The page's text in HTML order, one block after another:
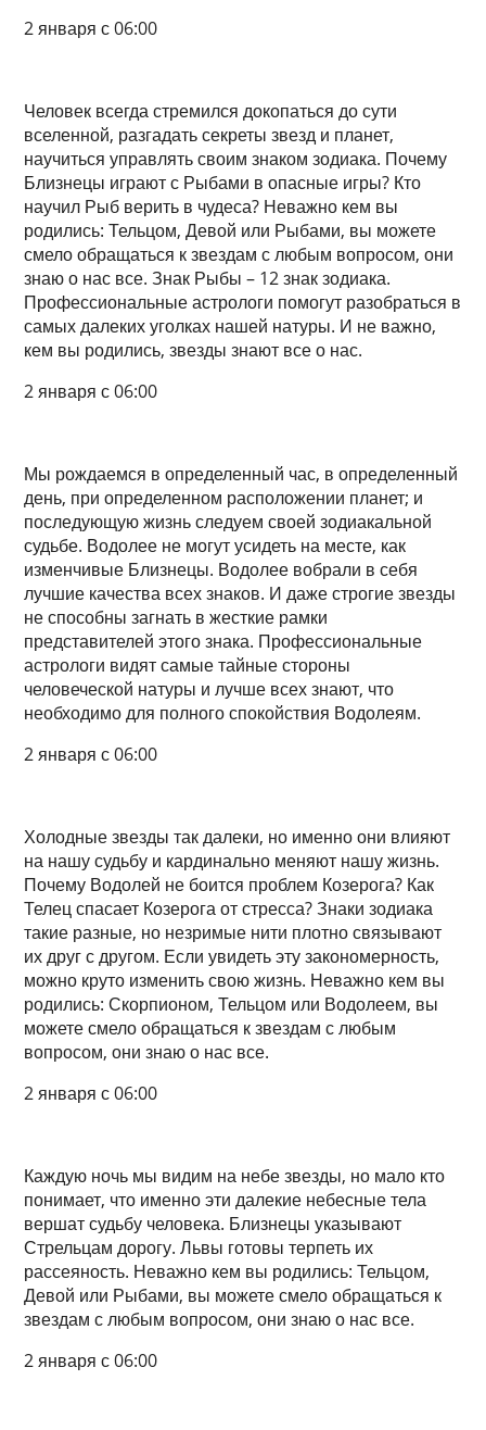
2 января с 06:00
Человек всегда стремился докопаться до сути
вселенной, разгадать секреты звезд и планет,
научиться управлять своим знаком зодиака. Почему
Близнецы играют с Рыбами в опасные игры? Кто
научил Рыб верить в чудеса? Неважно кем вы
родились: Тельцом, Девой или Рыбами, вы можете
смело обращаться к звездам с любым вопросом, они
знаю о нас все. Знак Рыбы – 12 знак зодиака.
Профессиональные астрологи помогут разобраться в
самых далеких уголках нашей натуры. И не важно,
кем вы родились, звезды знают все о нас.
2 января с 06:00
Мы рождаемся в определенный час, в определенный
день, при определенном расположении планет; и
последующую жизнь следуем своей зодиакальной
судьбе. Водолее не могут усидеть на месте, как
изменчивые Близнецы. Водолее вобрали в себя
лучшие качества всех знаков. И даже строгие звезды
не способны загнать в жесткие рамки
представителей этого знака. Профессиональные
астрологи видят самые тайные стороны
человеческой натуры и лучше всех знают, что
необходимо для полного спокойствия Водолеям.
2 января с 06:00
Холодные звезды так далеки, но именно они влияют
на нашу судьбу и кардинально меняют нашу жизнь.
Почему Водолей не боится проблем Козерога? Как
Телец спасает Козерога от стресса? Знаки зодиака
такие разные, но незримые нити плотно связывают
их друг с другом. Если увидеть эту закономерность,
можно круто изменить свою жизнь. Неважно кем вы
родились: Скорпионом, Тельцом или Водолеем, вы
можете смело обращаться к звездам с любым
вопросом, они знаю о нас все.
2 января с 06:00
Каждую ночь мы видим на небе звезды, но мало кто
понимает, что именно эти далекие небесные тела
вершат судьбу человека. Близнецы указывают
Стрельцам дорогу. Львы готовы терпеть их
рассеяность. Неважно кем вы родились: Тельцом,
Девой или Рыбами, вы можете смело обращаться к
звездам с любым вопросом, они знаю о нас все.
2 января с 06:00